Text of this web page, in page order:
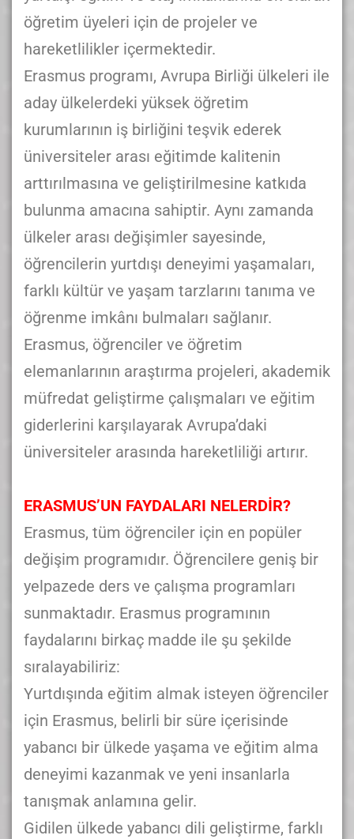
öğretim üyeleri için de projeler ve
hareketlilikler içermektedir.
Erasmus programı, Avrupa Birliği ülkeleri ile
aday ülkelerdeki yüksek öğretim
kurumlarının iş birliğini teşvik ederek
üniversiteler arası eğitimde kalitenin
arttırılmasına ve geliştirilmesine katkıda
bulunma amacına sahiptir. Aynı zamanda
ülkeler arası değişimler sayesinde,
öğrencilerin yurtdışı deneyimi yaşamaları,
farklı kültür ve yaşam tarzlarını tanıma ve
öğrenme imkânı bulmaları sağlanır.
Erasmus, öğrenciler ve öğretim
elemanlarının araştırma projeleri, akademik
müfredat geliştirme çalışmaları ve eğitim
giderlerini karşılayarak Avrupa’daki
üniversiteler arasında hareketliliği artırır.
ERASMUS’UN FAYDALARI NELERDİR?
Erasmus, tüm öğrenciler için en popüler
değişim programıdır. Öğrencilere geniş bir
yelpazede ders ve çalışma programları
sunmaktadır. Erasmus programının
faydalarını birkaç madde ile şu şekilde
sıralayabiliriz:
Yurtdışında eğitim almak isteyen öğrenciler
için Erasmus, belirli bir süre içerisinde
yabancı bir ülkede yaşama ve eğitim alma
deneyimi kazanmak ve yeni insanlarla
tanışmak anlamına gelir.
Gidilen ülkede yabancı dili geliştirme, farklı